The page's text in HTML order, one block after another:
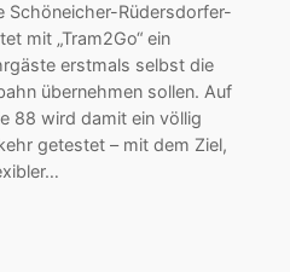
Schöneicher-Rüdersdorfer-
mit „Tram2Go“ ein
erstmals selbst die
übernehmen sollen. Auf
88 wird damit ein völlig
getestet – mit dem Ziel,